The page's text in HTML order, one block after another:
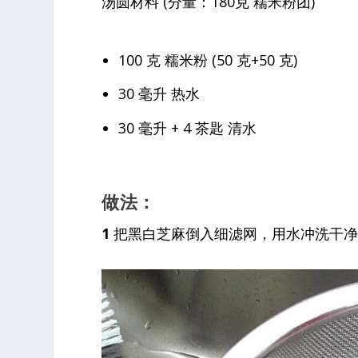
100 克 糯米粉 (50 克+50 克)
30 毫升 热水
30 毫升 + 4 茶匙 清水
做法：
1 把黑白芝麻倒入细滤网，用水冲洗干